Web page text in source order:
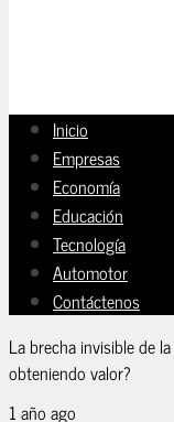
Inicio
Empresas
Economía
Educación
Tecnología
Automotor
Contáctenos
La brecha invisible de
obteniendo valor?
1 año ago